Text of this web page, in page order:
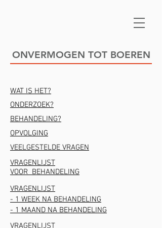
ONVERMOGEN TOT BOEREN
WAT IS HET?
ONDERZOEK?
BEHANDELING?
OPVOLGING
VEELGESTELDE VRAGEN
VRAGENLIJST
VOOR BEHANDELING
VRAGENLIJST
- 1 WEEK NA BEHANDELING
- 1 MAAND NA BEHANDELING
VRAGENLIJST